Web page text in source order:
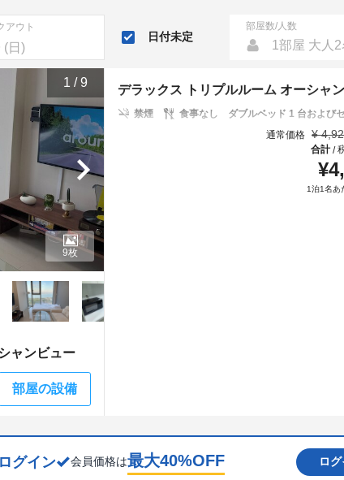
アウト
日付未定
部屋数/人数
1部屋 大人2
1 /9
ャンビュー
部屋の設備
9枚
デラックス トリプルルーム オーシャ
禁煙 食事なし
ダブルベッド 1 台および
通常価格 ¥
合計/
¥
1泊1名あ
グイン 会員価格は最大40%OFF ロ